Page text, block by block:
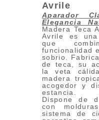
Avrile
Aparador
Elegancia
Madera Teca
Avrile es
que
funcionalidad
sobrio.
de teca, su
la veta
madera
acogedor y
estancia.
Dispone de
con
sistema de